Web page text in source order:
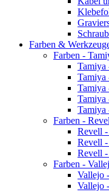
Farben &
Farben -
Tamiya
Tamiya
Tamiya
Tamiya
Tamiya
Farben -
Revell
Revell
Revell -
Farben -
Vallejo
Vallejo